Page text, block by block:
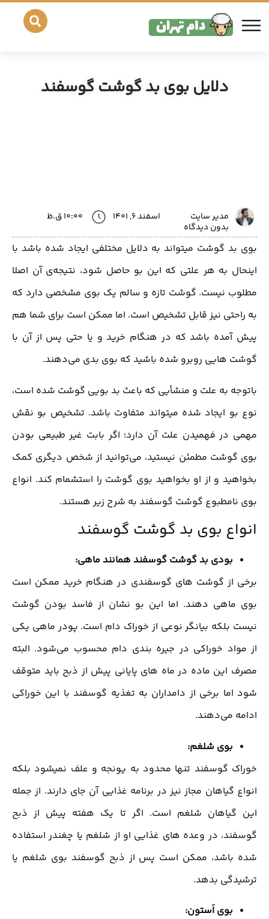
دلایل بوی بد گوشت گوسفند
مدیر سایت اسفند 6, 1401
10:00 ق.ظ
بدون دیدگاه
بوی بد گوشت میتواند به دلایل مختلفی ایجاد شده باشد با
اینحال به هر علتی که این بو حاصل شود، نتیجه‌ی آن اصلا
مطلوب نیست. گوشت تازه و سالم یک بوی مشخصی دارد که
به راحتی نیز قابل تشخیص است. اما ممکن است برای شما هم
پیش آمده باشد که در هنگام خرید و یا حتی پس از آن با
گوشت هایی روبرو شده باشید که بوی بدی می‌دهند.
باتوجه به علت و منشأیی که باعث بد بویی گوشت شده است،
نوع بو ایجاد شده میتواند متفاوت باشد. تشخیص بو نقش
مهمی در فهمیدن علت آن دارد؛ اگر بابت غیر طبیعی بودن
بوی گوشت مطمئن نیستید، می‌توانید از شخص دیگری کمک
بخواهید و از او بخواهید بوی گوشت را استشمام کند. انواع
بوی نامطبوع گوشت گوسفند به شرح زیر هستند.
انواع بوی بد گوشت گوسفند
بودی بد گوشت گوسفند همانند ماهی:
برخی از گوشت های گوسفندی در هنگام خرید ممکن است
بوی ماهی دهند. اما این بو نشان از فاسد بودن گوشت
نیست بلکه بیانگر نوعی از خوراک دام است. پودر ماهی یکی
از مواد خوراکی در جیره بندی دام محسوب می‌شود. البته
مصرف این ماده در ماه های پایانی پیش از ذبح باید متوقف
شود اما برخی از دامداران به تغذیه گوسفند با این خوراکی
ادامه می‌دهند.
بوی شلغم:
خوراک گوسفند تنها محدود به یونجه و علف نمیشود بلکه
انواع گیاهان مجاز نیز در برنامه غذایی آن جای دارند. از جمله
این گیاهان شلغم است. اگر تا یک هفته پیش از ذبح
گوسفند، در وعده های غذایی او از شلغم یا چغندر استفاده
شده باشد، ممکن است پس از ذبح گوسفند بوی شلغم یا
ترشیدگی بدهد.
بوی اَستون: